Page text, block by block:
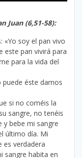
Juan (6,51-58):
«Yo soy el pan vivo
este pan vivirá para
para la vida del
puede éste darnos
si no coméis la
sangre, no tenéis
y bebe mi sangre
último día. Mi
es verdadera
sangre habita en